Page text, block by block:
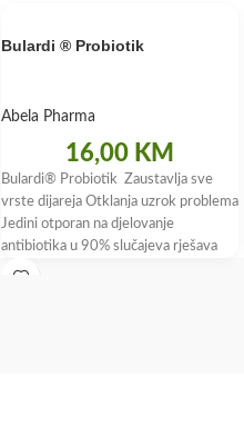
Bulardi ® Probiotik
Abela Pharma
16,00 KM
Bulardi® Probiotik Zaustavlja sve
vrste dijareja Otklanja uzrok problema
Jedini otporan na djelovanje
antibiotika u 90% slučajeva rješava
putnu dijareju Bulardi®